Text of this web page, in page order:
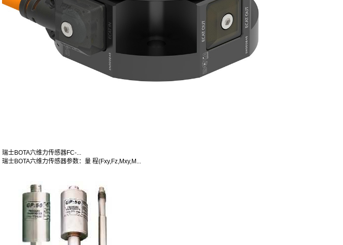
瑞士BOTA六维力传感器FC-...
瑞士BOTA六维力传感器参数：量 程(Fxy,Fz,Mxy,M...